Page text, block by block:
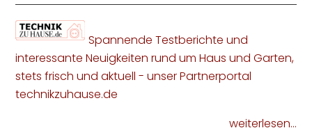
Spannende Testberichte und
interessante Neuigkeiten rund um Haus und Garten,
stets frisch und aktuell - unser Partnerportal
technikzuhause.de
weiterlesen...